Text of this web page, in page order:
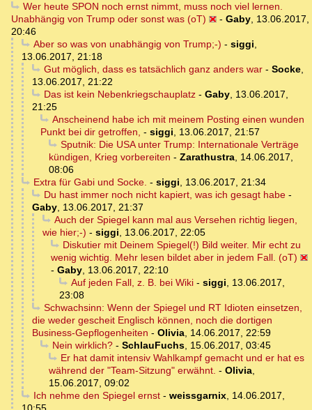
Wer heute SPON noch ernst nimmt, muss noch viel lernen.
Unabhängig von Trump oder sonst was (oT)
- Gaby, 13.06.2017,
20:46
Aber so was von unabhängig von Trump;-) - siggi,
13.06.2017, 21:18
Gut möglich, dass es tatsächlich ganz anders war- Socke,
13.06.2017, 21:22
Das ist kein Nebenkriegschauplatz- Gaby, 13.06.2017,
21:25
Anscheinend habe ich mit meinem Posting einen wunden
Punkt bei dir getroffen, - siggi, 13.06.2017, 21:57
Sputnik: Die USA unter Trump: Internationale Verträge
kündigen, Krieg vorbereiten - Zarathustra, 14.06.2017,
08:06
Extra für Gabi und Socke. - siggi, 13.06.2017, 21:34
Du hast immer noch nicht kapiert, was ich gesagt habe-
Gaby, 13.06.2017, 21:37
Auch der Spiegel kann mal aus Versehen richtig liegen,
wie hier;-) - siggi, 13.06.2017, 22:05
Diskutier mit Deinem Spiegel(!) Bild weiter. Mir echt zu
wenig wichtig. Mehr lesen bildet aber in jedem Fall. (oT)
- Gaby, 13.06.2017, 22:10
Auf jeden Fall, z. B. bei Wiki- siggi, 13.06.2017,
23:08
Schwachsinn: Wenn der Spiegel und RT Idioten einsetzen,
die weder gescheit Englisch können, noch die dortigen
Business-Gepflogenheiten - Olivia, 14.06.2017, 22:59
Nein wirklich?- SchlauFuchs, 15.06.2017, 03:45
Er hat damit intensiv Wahlkampf gemacht und er hat es
während der "Team-Sitzung" erwähnt. - Olivia,
15.06.2017, 09:02
Ich nehme den Spiegel ernst- weissgarnix, 14.06.2017,